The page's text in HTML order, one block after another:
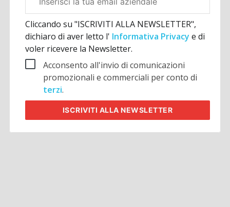
aziendale
Cliccando su "ISCRIVITI ALLA NEWSLETTER",
dichiaro di aver letto l' Informativa Privacye di
voler ricevere la Newsletter.
Acconsento all'invio di comunicazioni
promozionali e commerciali per conto di
terzi.
ISCRIVITI ALLA NEWSLETTER